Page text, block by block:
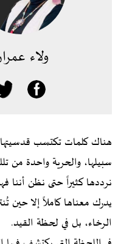
ولاء
هناك كلمات تكتسب
سبيلها، والحرية واحدة من
نرددها كثيراً حتى نظن أننا
يدرك معناها كاملاً إلا حين
الرخاء، بل في لحظة القيد.